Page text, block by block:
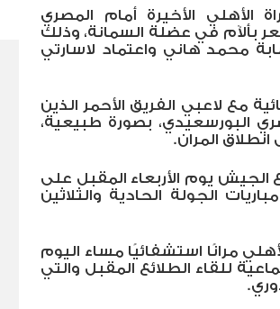
الأخيرة أمام المصري
الدقيقة ٨٥ بعدما شعر بألآم في عضلة السمانة، وذلك
محمد هاني واعتماد لاسارتي
مع لاعبي الفريق الأحمر الذين
البورسعيدي، بصورة طبيعية،
المران.
يوم الأربعاء المقبل على
الجولة الحادية والثلاثين
مرانًا استشفائيًا مساء اليوم
للقاء الطلائع المقبل والتي